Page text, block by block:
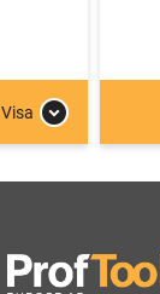
Visa